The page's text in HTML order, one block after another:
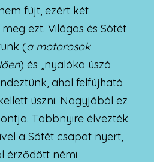
fújt, ezért két
ezt. Világos és Sötét
(a motorosok
) és „nyalóka úszó
ahol felfújható
úszni. Nagyjából ez
Többnyire élvezték
a Sötét csapat nyert,
érződött némi